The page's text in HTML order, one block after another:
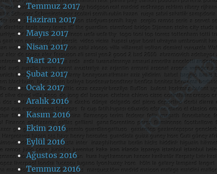
Temmuz 2017
Haziran 2017
Mayıs 2017
Nisan 2017
Mart 2017
Şubat 2017
Ocak 2017
Aralık 2016
Kasım 2016
Ekim 2016
Eylül 2016
Ağustos 2016
Temmuz 2016